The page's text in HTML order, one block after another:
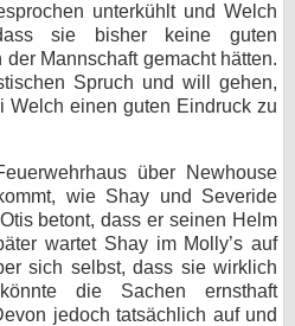
unterkühlt und Welch
sie bisher keine guten
Mannschaft gemacht hätten.
Spruch und will gehen,
Welch einen guten Eindruck zu
über Newhouse
wie Shay und Severide
betont, dass er seinen Helm
wartet Shay im Molly’s auf
sich selbst, dass sie wirklich
die Sachen ernsthaft
jedoch tatsächlich auf und